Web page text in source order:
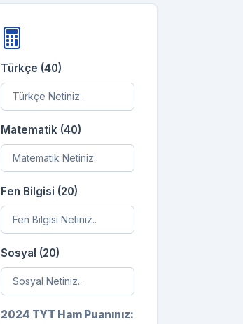
Türkçe (40)
Matematik (40)
Fen Bilgisi (20)
Sosyal (20)
2024 TYT Ham Puanınız: